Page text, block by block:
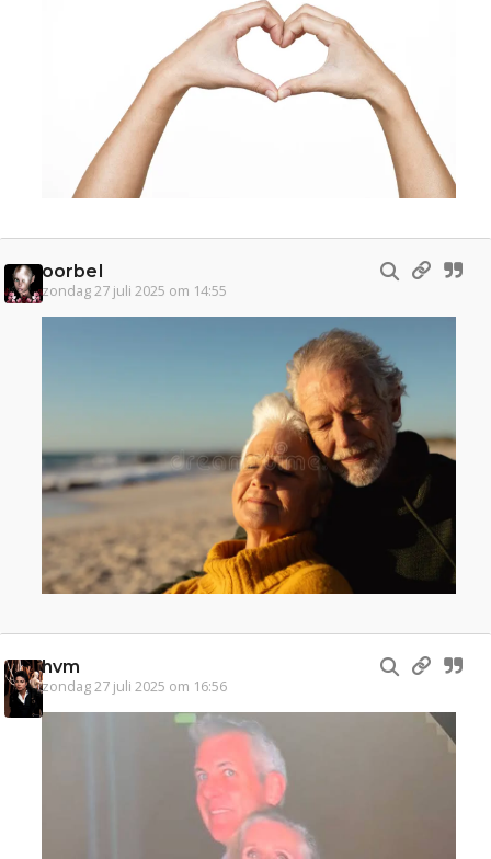
oorbel
zondag 27 juli 2025 om 14:55
hvm
zondag 27 juli 2025 om 16:56